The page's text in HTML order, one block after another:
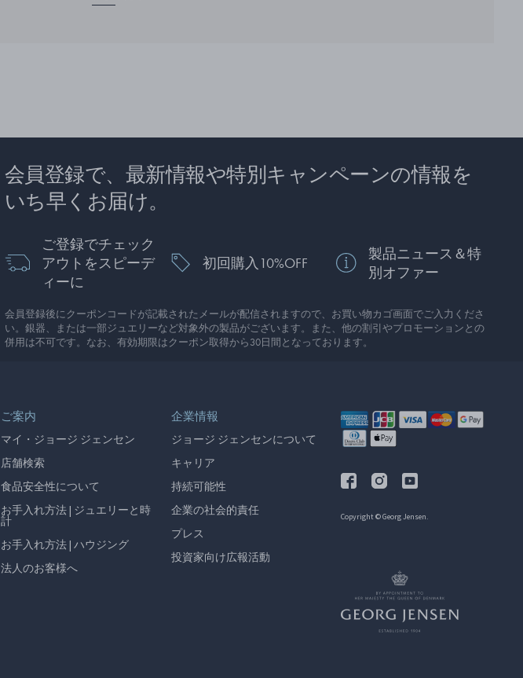
会員登録で、最新情報や特別キャンペーンの情報を
いち早くお届け。
ご登録でチェック
アウトをスピーデ
ィーに
初回購入10%OFF
製品ニュース＆特
別オファー
会員登録後にクーポンコードが記載されたメールが配信されますので、お買い物カゴ画面でご入力くださ
い。銀器、または一部ジュエリーなど対象外の製品がございます。また、他の割引やプロモーションとの
併用は不可です。なお、有効期限はクーポン取得から30日間となっております。
ご案内
マイ・ジョージ ジェンセン
店舗検索
食品安全性について
お手入れ方法 | ジュエリーと時
計
お手入れ方法 | ハウジング
法人のお客様へ
企業情報
ジョージ ジェンセンについて
キャリア
持続可能性
企業の社会的責任
プレス
投資家向け広報活動
Copyright © Georg Jensen.